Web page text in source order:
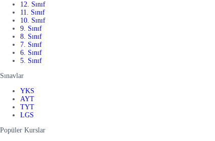
12. Sınıf
11. Sınıf
10. Sınıf
9. Sınıf
8. Sınıf
7. Sınıf
6. Sınıf
5. Sınıf
Sınavlar
YKS
AYT
TYT
LGS
Popüler Kurslar